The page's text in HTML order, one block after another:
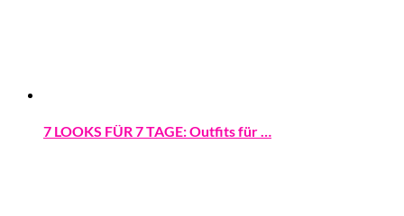
7 LOOKS FÜR 7 TAGE: Outfits für …